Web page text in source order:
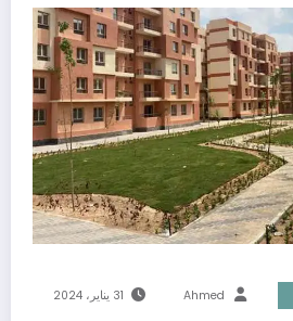
Ahmed 31 يناير، 2024